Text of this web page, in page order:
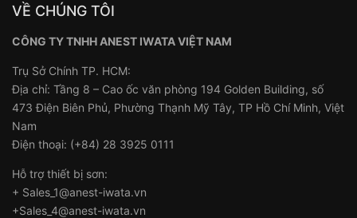
VỀ CHÚNG TÔI
CÔNG TY TNHH ANEST IWATA VIỆT NAM
Trụ Sở Chính TP. HCM:
Địa chỉ: Tầng 8 – Cao ốc văn phòng 194 Golden Building, số
473 Điện Biên Phủ, Phường Thạnh Mỹ Tây, TP Hồ Chí Minh, Việt
Nam
Điện thoại: (+84) 28 3925 0111
Hỗ trợ thiết bị sơn:
+ Sales_1@anest-iwata.vn
+Sales_4@anest-iwata.vn